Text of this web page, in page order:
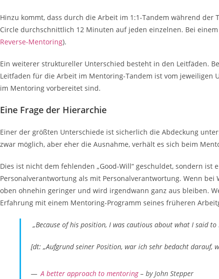
Hinzu kommt, dass durch die Arbeit im 1:1-Tandem während
Circle durchschnittlich 12 Minuten auf jeden einzelnen. Bei
Reverse-Mentoring).
Ein weiterer struktureller Unterschied besteht in den Leitfäden.
Leitfaden für die Arbeit im Mentoring-Tandem ist vom jeweiligen
im Mentoring vorbereitet sind.
Eine Frage der Hierarchie
Einer der größten Unterschiede ist sicherlich die Abdeckung
zwar möglich, aber eher die Ausnahme, verhält es sich beim
Dies ist nicht dem fehlenden „Good-Will“ geschuldet, sondern
Personalverantwortung als mit Personalverantwortung. Wenn
oben ohnehin geringer und wird irgendwann ganz aus bleiben.
Erfahrung mit einem Mentoring-Programm seines früheren
„Because of his position, I was cautious about what I said to
[dt: „Aufgrund seiner Position, war ich sehr bedacht darauf,
A better approach to mentoring– by John Stepper